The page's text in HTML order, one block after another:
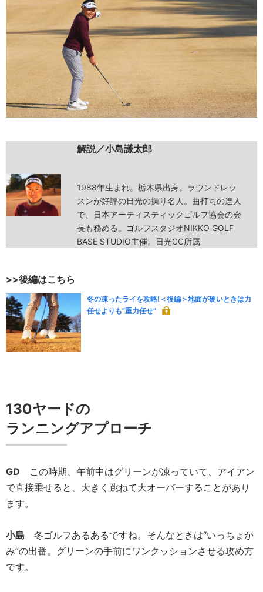
解説／小島謙太郎
1988年生まれ。栃木県出身。ラウンドレッ
スンが好評の日光の操り名人。曲打ちの達人
で、日本アーティスティックゴルフ協会の会
長も務める。ゴルフスタジオNIKKO GOLF
BASE STUDIO主催。日光CC所属
>>後編はこちら
冬の凍ったライを攻略!＜後編＞地面が硬いときは力
任せよりも“重力任せ”
130ヤードの
ランニングアプローチ
GD この時期、午前中はグリーンが凍っていて、アイアン
で直接乗せると、大きく跳ねて大オーバーすることがあり
ます。
小島 冬ゴルフあるあるですね。そんなときは“いっちょか
み”の出番。グリーンの手前にワンクッションさせる攻め方
です。